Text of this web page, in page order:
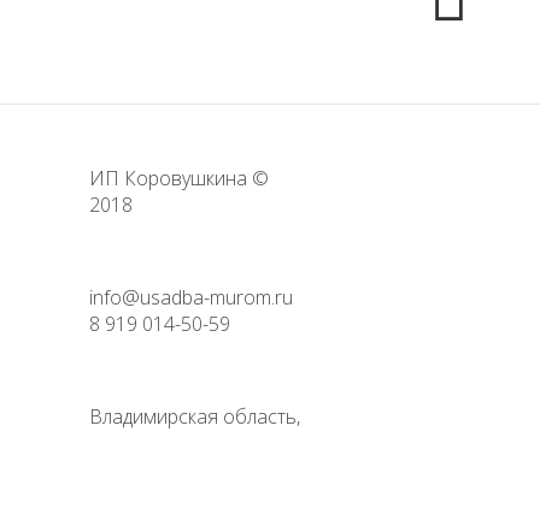
ИП Коровушкина ©
2018
info@usadba-murom.ru
8 919 014-50-59
Владимирская область,